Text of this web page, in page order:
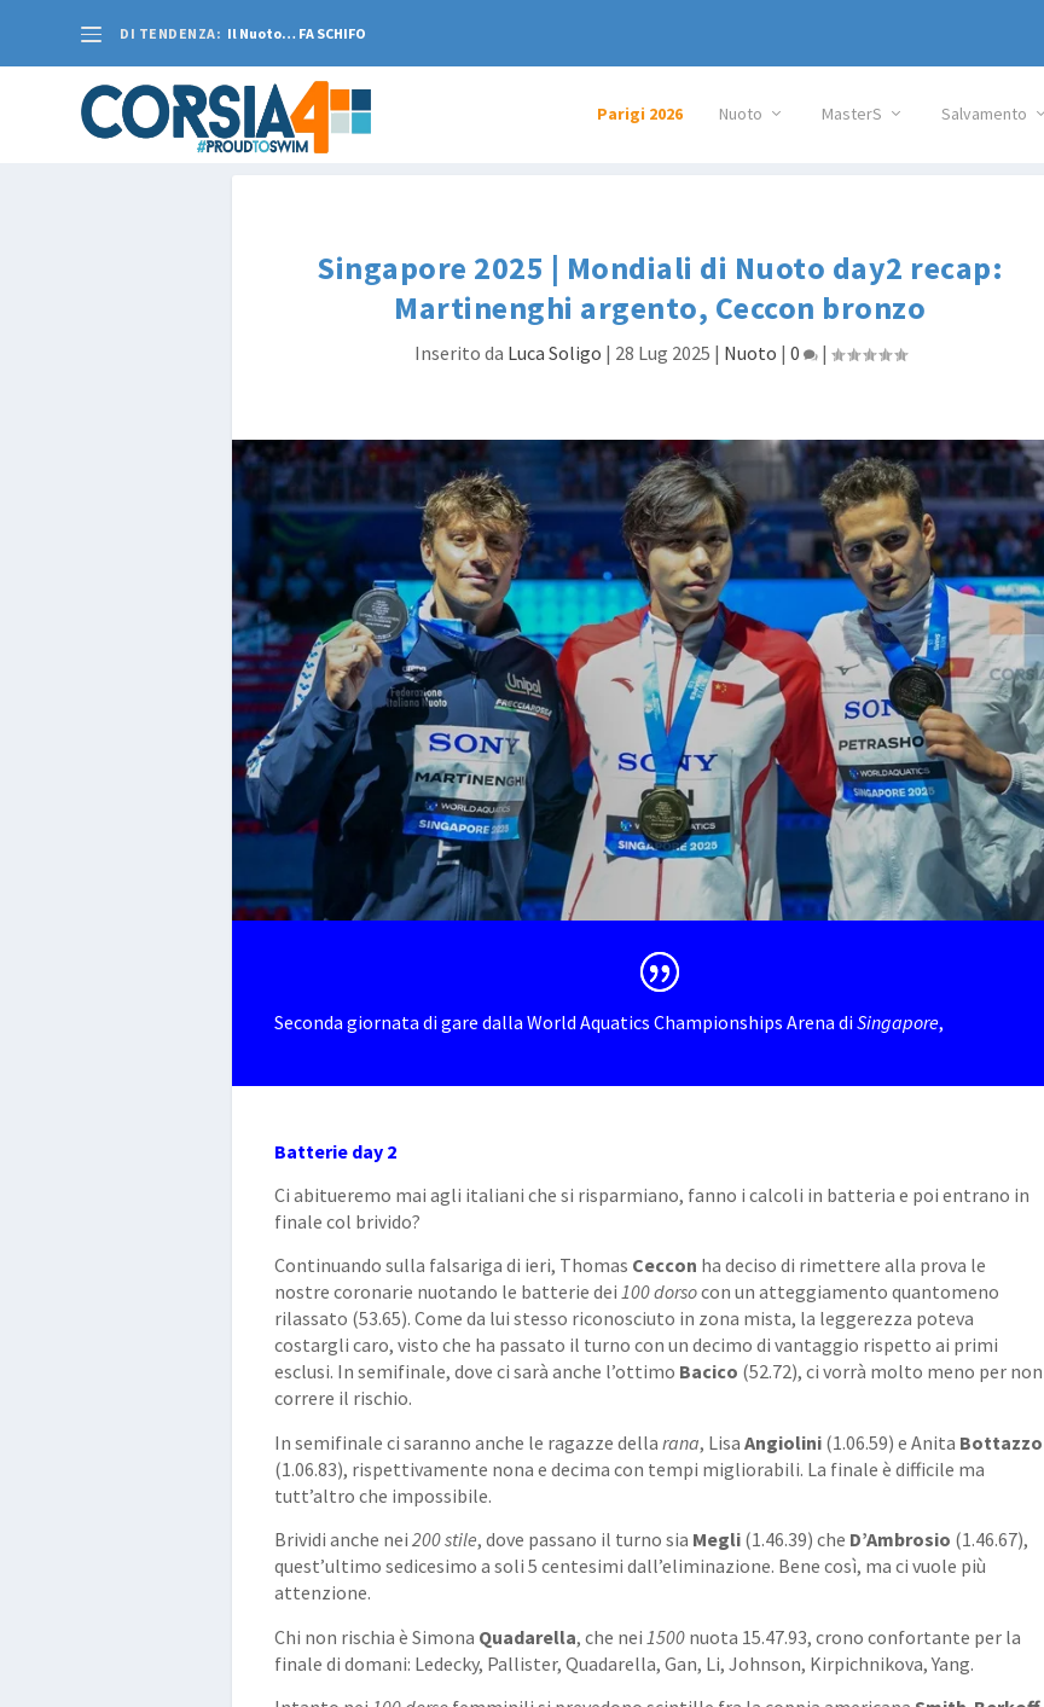
DI TENDENZA: Il Nuoto… FA SCHIFO
Parigi 2026 Nuoto MasterS Salvamento
Singapore 2025 | Mondiali di Nuoto day2 recap:
Martinenghi argento, Ceccon bronzo
Inserito da Luca Soligo | 28 Lug 2025 | Nuoto | 0 |
Seconda giornata di gare dalla World Aquatics Championships Arena diSingapore,
​Batterie day 2
Ci abitueremo mai agli italiani che si risparmiano, fanno i calcoli in batteria e poi entrano in
finale col brivido?
Continuando sulla falsariga di ieri, Thomas Ceccon ha deciso di rimettere alla prova le
nostre coronarie nuotando le batterie dei100 dorsocon un atteggiamento quantomeno
rilassato (53.65). Come da lui stesso riconosciuto in zona mista, la leggerezza poteva
costargli caro, visto che ha passato il turno con un decimo di vantaggio rispetto ai primi
esclusi. In semifinale, dove ci sarà anche l’ottimo Bacico (52.72), ci vorrà molto meno per non
correre il rischio.
In semifinale ci saranno anche le ragazze dellarana, LisaAngiolini (1.06.59) e Anita Bottazzo
(1.06.83), rispettivamente nona e decima con tempi migliorabili. La finale è difficile ma
tutt’altro che impossibile.
Brividi anche nei200 stile, dove passano il turno sia Megli (1.46.39) che D’Ambrosio (1.46.67),
quest’ultimo sedicesimo a soli 5 centesimi dall’eliminazione. Bene così, ma ci vuole più
attenzione.
Chi non rischia è Simona Quadarella, che nei 1500 nuota 15.47.93, crono confortante per la
finale di domani: Ledecky, Pallister, Quadarella, Gan, Li, Johnson, Kirpichnikova, Yang.